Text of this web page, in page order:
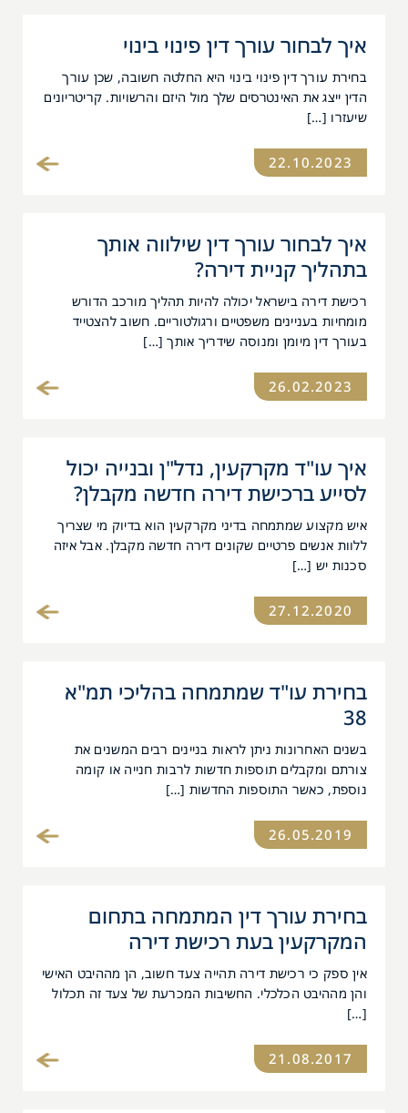
איך לבחור עורך דין פינוי בינוי
בחירת עורך דין פינוי בינוי היא החלטה חשובה, שכן עורך
הדין ייצג את האינטרסים שלך מול היזם והרשויות. קריטריונים
שיעזרו […]
22.10.2023
איך לבחור עורך דין שילווה אותך
בתהליך קניית דירה?
רכישת דירה בישראל יכולה להיות תהליך מורכב הדורש
מומחיות בעניינים משפטיים ורגולטוריים. חשוב להצטייד
בעורך דין מיומן ומנוסה שידריך אותך […]
26.02.2023
איך עו"ד מקרקעין, נדל"ן ובנייה יכול
לסייע ברכישת דירה חדשה מקבלן?
איש מקצוע שמתמחה בדיני מקרקעין הוא בדיוק מי שצריך
ללוות אנשים פרטיים שקונים דירה חדשה מקבלן. אבל איזה
סכנות יש […]
27.12.2020
בחירת עו"ד שמתמחה בהליכי תמ"א
38
בשנים האחרונות ניתן לראות בניינים רבים המשנים את
צורתם ומקבלים תוספות חדשות לרבות חנייה או קומה
נוספת, כאשר התוספות החדשות […]
26.05.2019
בחירת עורך דין המתמחה בתחום
המקרקעין בעת רכישת דירה
אין ספק כי רכישת דירה תהייה צעד חשוב, הן מההיבט האישי
והן מההיבט הכלכלי. החשיבות המכרעת של צעד זה תכלול
[…]
21.08.2017